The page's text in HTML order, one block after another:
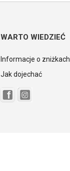
WARTO WIEDZIEĆ
Informacje o zniżkach
Jak dojechać